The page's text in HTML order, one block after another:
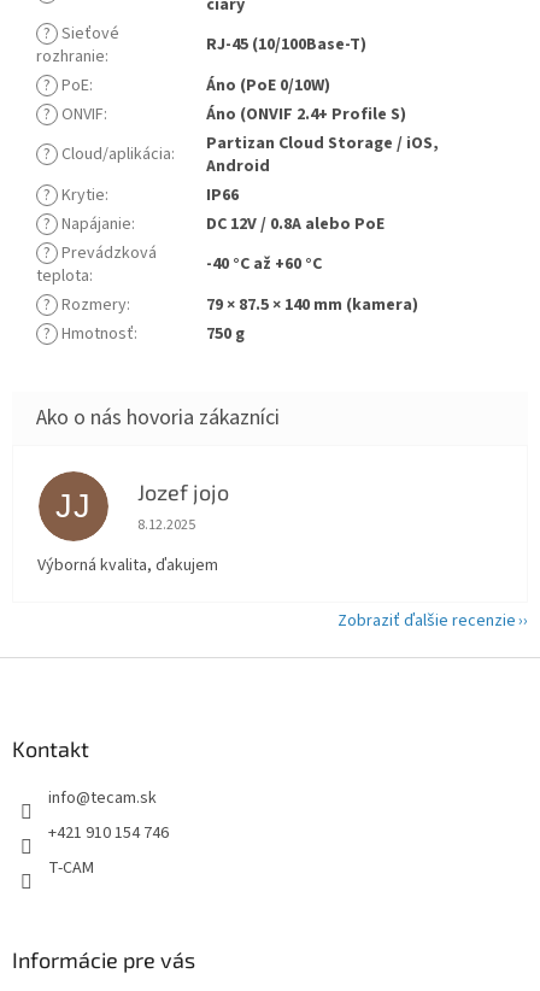
čiary
? Sieťové
rozhranie:
RJ-45 (10/100Base-T)
? PoE:
Áno (PoE 0/10W)
? ONVIF:
Áno (ONVIF 2.4+ Profile S)
? Cloud/aplikácia:
Partizan Cloud Storage / iOS,
Android
? Krytie:
IP66
? Napájanie:
DC 12V / 0.8A alebo PoE
? Prevádzková
teplota:
-40 °C až +60 °C
? Rozmery:
79 × 87.5 × 140 mm (kamera)
? Hmotnosť: 750 g
JJ Jozef jojo
Hodnotenie obchodu je 5 z 5 hviezdičiek.
8.12.2025
Výborná kvalita, ďakujem
Zobraziť ďalšie recenzie
Kontakt
info@tecam.sk
+421 910 154 746
T-CAM
Informácie pre vás